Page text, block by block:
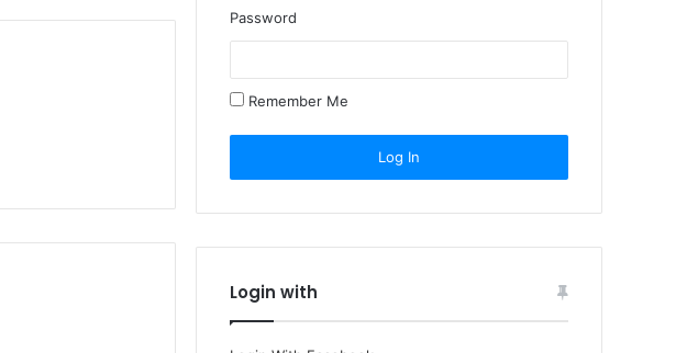
Password
Remember Me
Login with